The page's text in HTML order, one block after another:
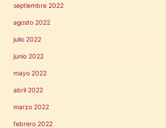
septiembre 2022
agosto 2022
julio 2022
junio 2022
mayo 2022
abril 2022
marzo 2022
febrero 2022